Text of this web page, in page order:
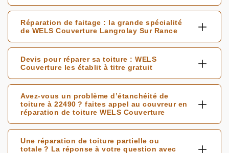
Réparation de faitage : la grande spécialité
de WELS Couverture Langrolay Sur Rance
Devis pour réparer sa toiture : WELS
Couverture les établit à titre gratuit
Avez-vous un problème d’étanchéité de
toiture à 22490 ? faites appel au couvreur en
réparation de toiture WELS Couverture
Une réparation de toiture partielle ou
totale ? La réponse à votre question avec